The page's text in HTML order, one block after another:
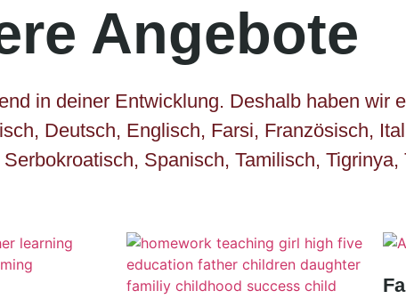
Angebote
in deiner Entwicklung. Deshalb haben wir
Deutsch, Englisch, Farsi, Französisch,
Spanisch, Tamilisch, Tigrinya,